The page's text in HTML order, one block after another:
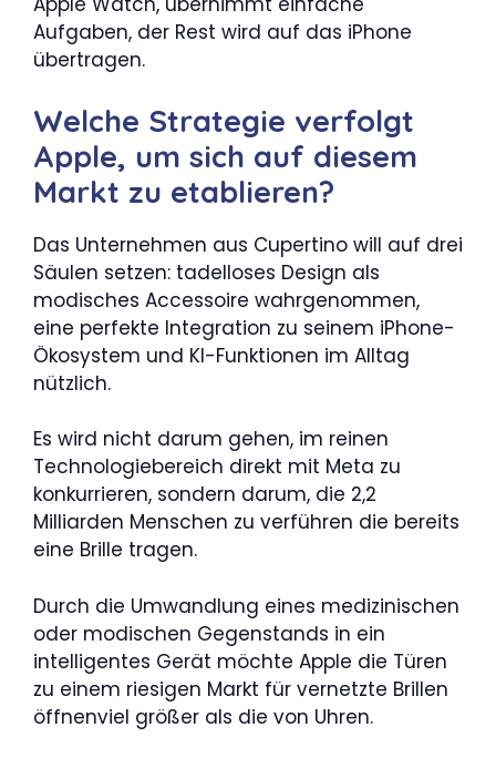
Aufgaben, der Rest wird auf das iPhone
übertragen.
Welche Strategie verfolgt
Apple, um sich auf diesem
Markt zu etablieren?
Das Unternehmen aus Cupertino will auf drei
Säulen setzen: tadelloses Design als
modisches Accessoire wahrgenommen,
eine perfekte Integration zu seinem iPhone-
Ökosystem und KI-Funktionen im Alltag
nützlich.
Es wird nicht darum gehen, im reinen
Technologiebereich direkt mit Meta zu
konkurrieren, sondern darum, die 2,2
Milliarden Menschen zu verführen die bereits
eine Brille tragen.
Durch die Umwandlung eines medizinischen
oder modischen Gegenstands in ein
intelligentes Gerät möchte Apple die Türen
zu einem riesigen Markt für vernetzte Brillen
öffnenviel größer als die von Uhren.